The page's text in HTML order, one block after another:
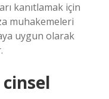
kanıtlamak için
muhakemeleri
uygun olarak